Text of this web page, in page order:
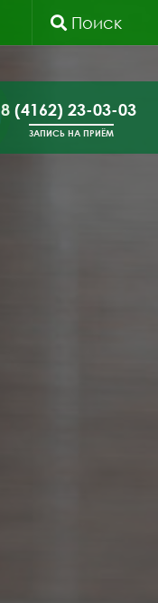
Поиск
8 (4162) 23-03-03
ЗАПИСЬ НА ПРИЁМ